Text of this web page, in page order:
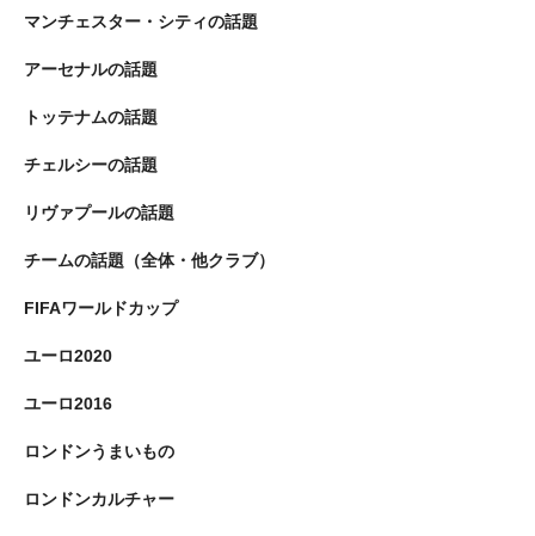
マンチェスター・シティの話題
アーセナルの話題
トッテナムの話題
チェルシーの話題
リヴァプールの話題
チームの話題（全体・他クラブ）
FIFAワールドカップ
ユーロ2020
ユーロ2016
ロンドンうまいもの
ロンドンカルチャー